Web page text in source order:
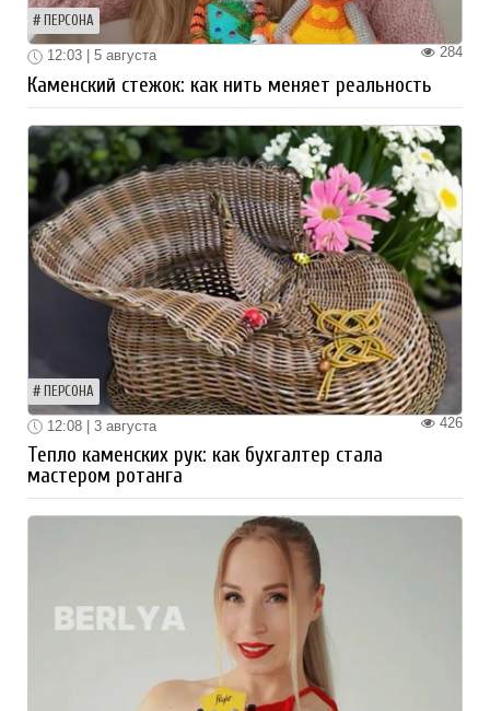
ПЕРСОНА
284
12:03 | 5 августа
Каменский стежок: как нить меняет реальность
ПЕРСОНА
426
12:08 | 3 августа
Тепло каменских рук: как бухгалтер стала
мастером ротанга